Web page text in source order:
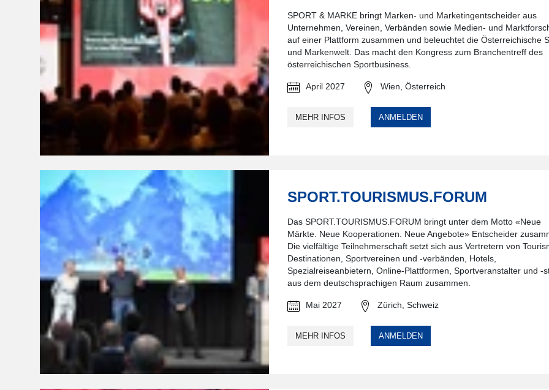
SPORT & MARKE bringt Marken- und Marketingentscheider aus
Unternehmen, Vereinen, Verbänden sowie Medien- und
auf einer Plattform zusammen und beleuchtet die Österreichische
und Markenwelt. Das macht den Kongress zum Branchentreff des
österreichischen Sportbusiness.
April 2027 Wien, Österreich
MEHR INFOS ANMELDEN
SPORT.TOURISMUS.FORUM
Das SPORT.TOURISMUS.FORUM bringt unter dem Motto «Neue
Märkte. Neue Kooperationen. Neue Angebote» Entscheider
Die vielfältige Teilnehmerschaft setzt sich aus Vertretern von
Destinationen, Sportvereinen und -verbänden, Hotels,
Spezialreiseanbietern, Online-Plattformen, Sportveranstalter und -
aus dem deutschsprachigen Raum zusammen.
Mai 2027 Zürich, Schweiz
MEHR INFOS ANMELDEN